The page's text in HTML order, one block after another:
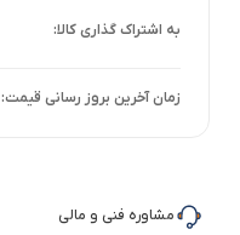
زمان آخرین بروز رسانی قیمت:
مشاوره فنی و مالی